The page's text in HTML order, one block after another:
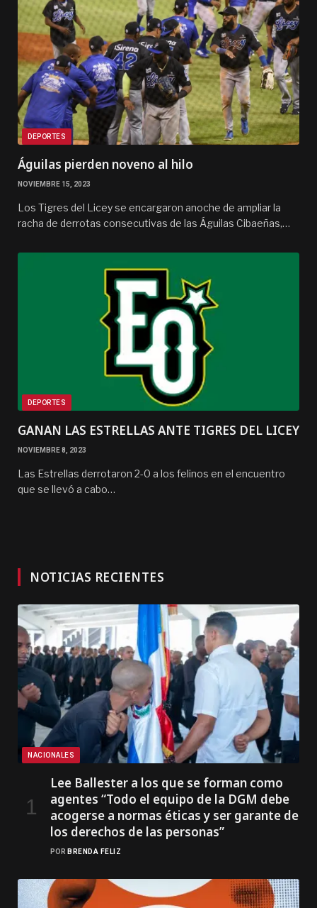
DEPORTES
Águilas pierden noveno al hilo
NOVIEMBRE 15, 2023
Los Tigres del Licey se encargaron anoche de ampliar la
racha de derrotas consecutivas de las Águilas Cibaeñas,…
DEPORTES
GANAN LAS ESTRELLAS ANTE TIGRES DEL LICEY
NOVIEMBRE 8, 2023
Las Estrellas derrotaron 2-0 a los felinos en el encuentro
que se llevó a cabo…
NOTICIAS RECIENTES
NACIONALES
Lee Ballester a los que se forman como
agentes “Todo el equipo de la DGM debe
acogerse a normas éticas y ser garante de
los derechos de las personas”
POR BRENDA FELIZ